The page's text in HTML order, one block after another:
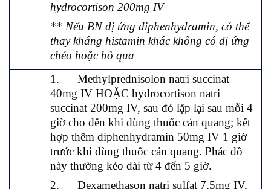
hydrocortison 200mg IV
** Nếu BN dị ứng diphenhydramin, có thể
thay kháng histamin khác không có dị ứng
chéo hoặc bỏ qua
1. Methylprednisolon natri succinat
40mg IV HOẶC hydrocortison natri
succinat 200mg IV, sau đó lặp lại sau mỗi 4
giờ cho đến khi dùng thuốc cản quang; kết
hợp thêm diphenhydramin 50mg IV 1 giờ
trước khi dùng thuốc cản quang. Phác đồ
này thường kéo dài từ 4 đến 5 giờ.
2. Dexamethason natri sulfat 7,5mg IV,